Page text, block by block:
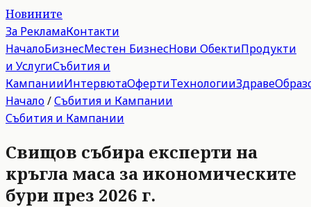
Новините
За РекламаКонтакти
НачалоБизнесМестен БизнесНови ОбектиПродукти
и УслугиСъбития и
КампанииИнтервютаОфертиТехнологииЗдраве
Начало/Събития и Кампании
Събития и Кампании
Свищов събира експерти на
кръгла маса за икономическите
бури през 2026 г.